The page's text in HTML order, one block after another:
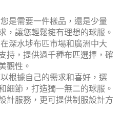
是需要一件樣品，還是少量
，讓您輕鬆擁有理想的球服。
深水埗布匹市場和廣洲中大
持，提供過千種布匹選擇，確
觀性。
根據自己的需求和喜好，選
細節，打造獨一無二的球服。
計服務，更可提供制服設計方